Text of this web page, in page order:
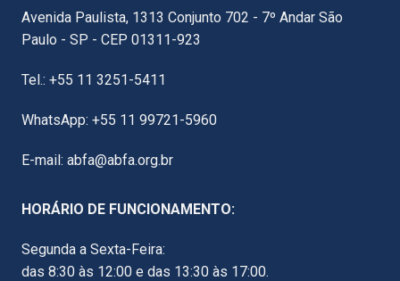
Avenida Paulista, 1313 Conjunto 702 - 7º Andar São
Paulo - SP - CEP 01311-923
Tel.: +55 11 3251-5411
WhatsApp: +55 11 99721-5960
E-mail: abfa@abfa.org.br
HORÁRIO DE FUNCIONAMENTO:
Segunda a Sexta-Feira:
das 8:30 às 12:00 e das 13:30 às 17:00.